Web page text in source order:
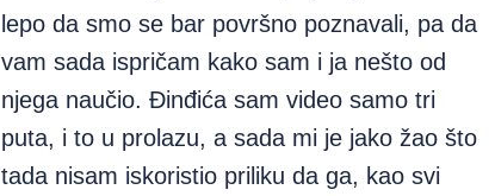
lepo da smo se bar površno poznavali, pa da
vam sada ispričam kako sam i ja nešto od
njega naučio. Đinđića sam video samo tri
puta, i to u prolazu, a sada mi je jako žao što
tada nisam iskoristio priliku da ga, kao svi